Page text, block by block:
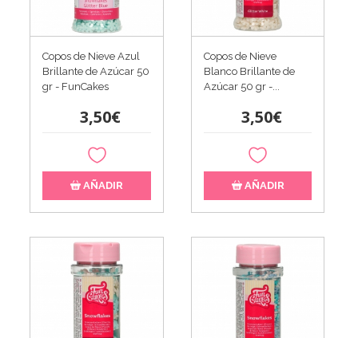
Copos de Nieve Azul
Brillante de Azúcar 50
gr - FunCakes
3,50€
AÑADIR
Copos de Nieve
Blanco Brillante de
Azúcar 50 gr -...
3,50€
AÑADIR